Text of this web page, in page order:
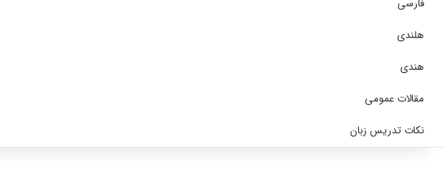
فارسی
هلندی
هندی
مقالات عمومی
نکات تدریس زبان